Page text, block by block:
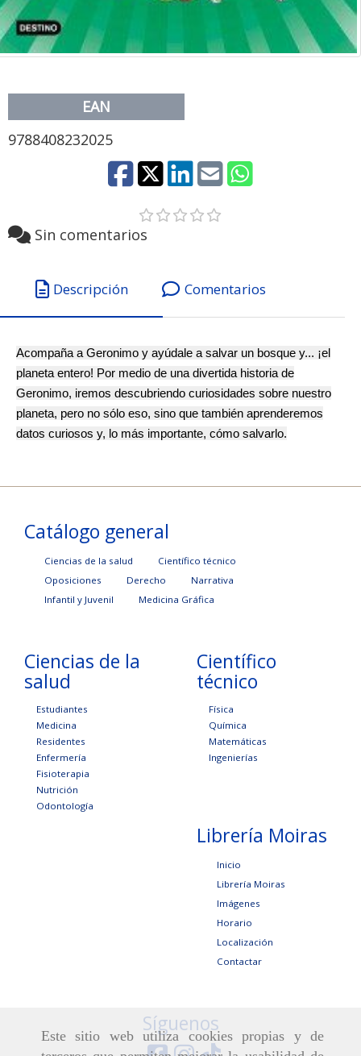
Este sitio web utiliza cookies propias y de
EAN
9788408232025
Sin comentarios
Descripción Comentarios
Acompaña a Geronimo y ayúdale a salvar un bosque y... ¡el
planeta entero! Por medio de una divertida historia de
Geronimo, iremos descubriendo curiosidades sobre nuestro
planeta, pero no sólo eso, sino que también aprenderemos
datos curiosos y, lo más importante, cómo salvarlo.
Catálogo general
Ciencias de la salud
Científico técnico
Oposiciones
Derecho
Narrativa
Infantil y Juvenil
Medicina Gráfica
Ciencias de la
salud
Estudiantes
Medicina
Residentes
Enfermería
Fisioterapia
Nutrición
Odontología
Científico
técnico
Física
Química
Matemáticas
Ingenierías
Librería Moiras
Inicio
Librería Moiras
Imágenes
Horario
Localización
Contactar
Síguenos